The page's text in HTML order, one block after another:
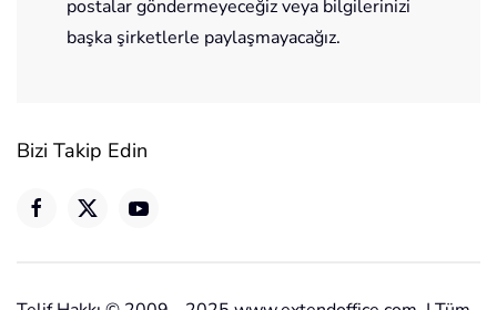
postalar göndermeyeceğiz veya bilgilerinizi
başka şirketlerle paylaşmayacağız.
Bizi Takip Edin